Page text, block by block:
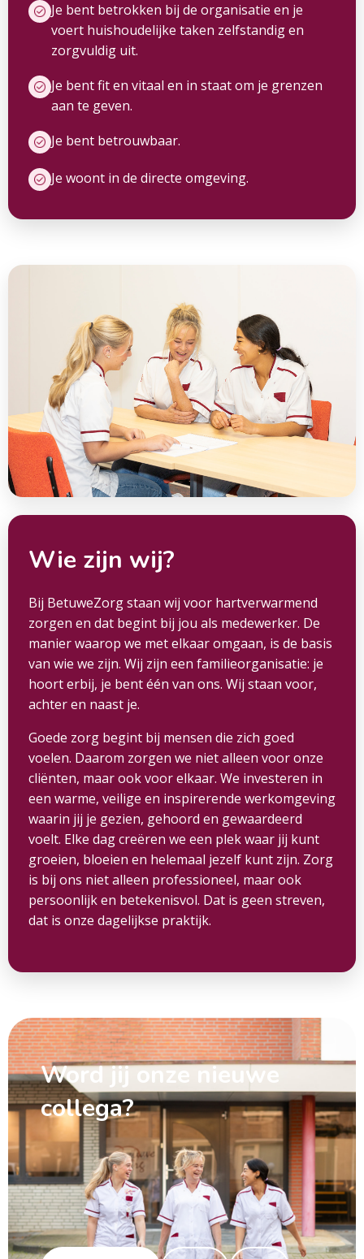
Je bent betrokken bij de organisatie en je
voert huishoudelijke taken zelfstandig en
zorgvuldig uit.
Je bent fit en vitaal en in staat om je grenzen
aan te geven.
Je bent betrouwbaar.
Je woont in de directe omgeving.
Wie zijn wij?
Bij BetuweZorg staan wij voor hartverwarmend
zorgen en dat begint bij jou als medewerker. De
manier waarop we met elkaar omgaan, is de basis
van wie we zijn. Wij zijn een familieorganisatie: je
hoort erbij, je bent één van ons. Wij staan voor,
achter en naast je.
Goede zorg begint bij mensen die zich goed
voelen. Daarom zorgen we niet alleen voor onze
cliënten, maar ook voor elkaar. We investeren in
een warme, veilige en inspirerende werkomgeving
waarin jij je gezien, gehoord en gewaardeerd
voelt. Elke dag creëren we een plek waar jij kunt
groeien, bloeien en helemaal jezelf kunt zijn. Zorg
is bij ons niet alleen professioneel, maar ook
persoonlijk en betekenisvol. Dat is geen streven,
dat is onze dagelijkse praktijk.
Word jij onze nieuwe
collega?